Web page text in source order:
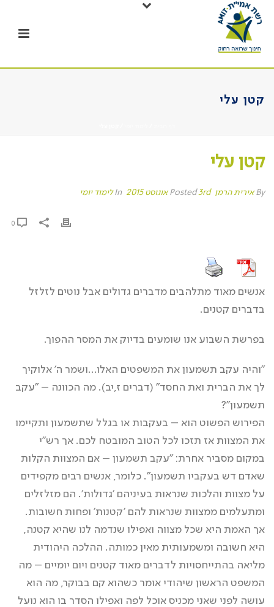
קטן עלי
קטן עלי
By אירית הרמן Posted3rd אוגוסט 2015 In לימוד יומי
אנשים מאוד מתלהבים מדברים גדולים אבל נוטים לזלזל
בדברים קטנים.
בפרשת השבוע אנו שומעים בדיוק את המסר ההפוך.
"והיה עקב תשמעון את המשפטים האלו…ושמר ה' אלוקיך
לך את הברית ואת החסד" (דברים ז,יב). מה הכוונה – "עקב
תשמעון"?
הפירוש הפשוט הוא – בעקבות או בגלל שתשמעון ותקיימו
את המצוות אז תזכו לכל הטוב המובטח לכם. אך רש"י
במקום מסביר אחרת: "עקב תשמעון – אם המצוות הקלות
שאדם דש בעקביו תשמעון". כלומר, אנשים רבים מקפידים
על מצוות והלכות שנראות בעיניהם 'גדולות'. הם מזלזלים
ומתעלמים ממצוות שנראות להם 'קטנות' ופחות חשובות.
אך האמת היא שכל מצווה ואפילו שנדמה לנו שהיא קטנה,
היא חשובה ומשמעותית מאין כמותה. ההלכה היהודית
מליאה בהתייחסויות לדברים מאוד קטנים ויום יומיים – מה
המשפט הראשון שיהודי אומר כשהוא קם בבוקר, מה הוא
עושה לפני שאני מכניס אוכל לפה ואפילו הסדר בו הוא נועל